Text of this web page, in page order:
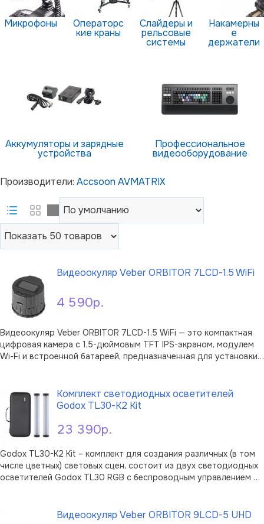
Микрофоны Операторс
кие краны
Слайдеры и
рельсовые
системы
Накамерны
е
держатели
Аккумуляторы и зарядные
устройства
Профессиональное
видеооборудование
Производители: Accsoon AVMATRIX
4 590р.
Видеоокуляр Veber ORBITOR 7LCD-1.5 WiFi
Видеоокуляр Veber ORBITOR 7LCD-1.5 WiFi — это компактная
цифровая камера с 1,5-дюймовым TFT IPS-экраном, модулем
Wi-Fi и встроенной батареей, предназначенная для установки
фото- и видеосъе …
23 390р.
Комплект светодиодных осветителей
Godox TL30-K2 Kit
Godox TL30-K2 Kit – комплект для создания различных (в том
числе цветных) световых сцен, состоит из двух светодиодных
осветителей Godox TL30 RGB с беспроводным управлением и
входят тканевые …Видеоокуляр Veber ORBITOR 9LCD-5 UHD